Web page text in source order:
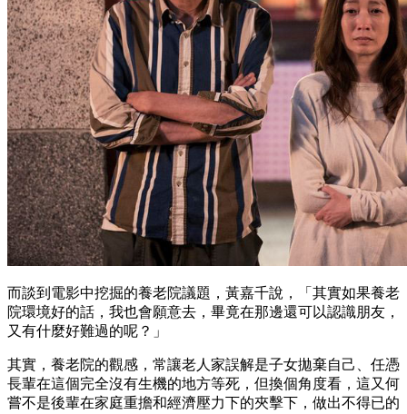
而談到電影中挖掘的養老院議題，黃嘉千說，「其實如果養老
院環境好的話，我也會願意去，畢竟在那邊還可以認識朋友，
又有什麼好難過的呢？」
其實，養老院的觀感，常讓老人家誤解是子女拋棄自己、任憑
長輩在這個完全沒有生機的地方等死，但換個角度看，這又何
嘗不是後輩在家庭重擔和經濟壓力下的夾擊下，做出不得已的